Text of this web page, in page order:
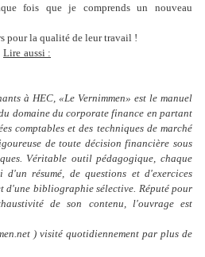
fois que je comprends un nouveau
pour la qualité de leur travail !
Lire aussi :
à HEC, «Le Vernimmen» est le manuel
domaine du corporate finance en partant
comptables et des techniques de marché
de toute décision financière sous
Véritable outil pédagogique, chaque
résumé, de questions et d'exercices
d'une bibliographie sélective. Réputé pour
de son contenu, l'ouvrage est
) visité quotidiennement par plus de